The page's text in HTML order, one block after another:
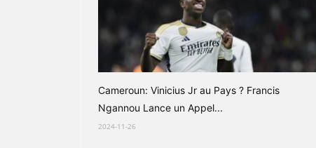
Cameroun: Vinicius Jr au Pays ? Francis
Ngannou Lance un Appel...
2024-11-26